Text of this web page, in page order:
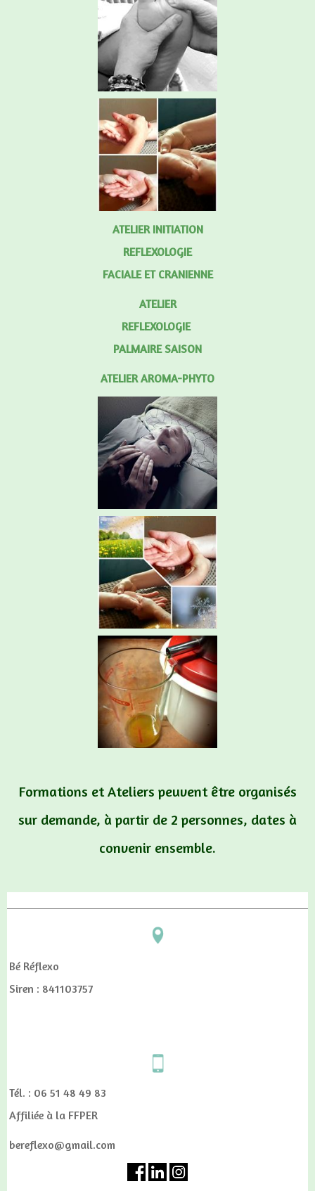
ATELIER INITIATION
REFLEXOLOGIE
FACIALE ET CRANIENNE
ATELIER
REFLEXOLOGIE
PALMAIRE SAISON
ATELIER AROMA-PHYTO
Formations et Ateliers peuvent être organisés
sur demande, à partir de 2 personnes, dates à
convenir ensemble.
Bé Réflexo
Siren : 841103757
Tél. : 06 51 48 49 83
Affiliée à la FFPER
bereflexo@gmail.com